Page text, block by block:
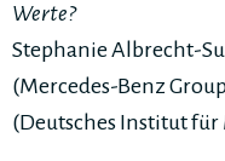
Werte?
Stephanie Albrecht-
(Mercedes-Benz
(Deutsches Institut